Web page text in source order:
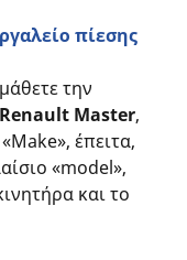
πίεσης
την
Master,
έπειτα,
«model»,
και το